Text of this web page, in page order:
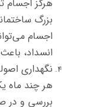
هرگز اجسام
بزرگ
اجسام
انسداد،
نگهداری
هر چند ماه
بررسی و در